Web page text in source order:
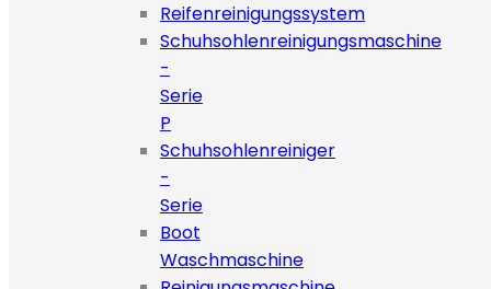
Reifenreinigungssystem
Schuhsohlenreinigungsmaschine
-
Serie
P
Schuhsohlenreiniger
-
Serie
Boot
Waschmaschine